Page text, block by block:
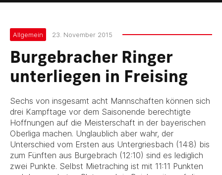
Allgemein 23. November 2015
Burgebracher Ringer
unterliegen in Freising
Sechs von insgesamt acht Mannschaften können sich
drei Kampftage vor dem Saisonende berechtigte
Hoffnungen auf die Meisterschaft in der bayerischen
Oberliga machen. Unglaublich aber wahr, der
Unterschied vom Ersten aus Untergriesbach (14:8) bis
zum Fünften aus Burgebrach (12:10) sind es lediglich
zwei Punkte. Selbst Mietraching ist mit 11:11 Punkten